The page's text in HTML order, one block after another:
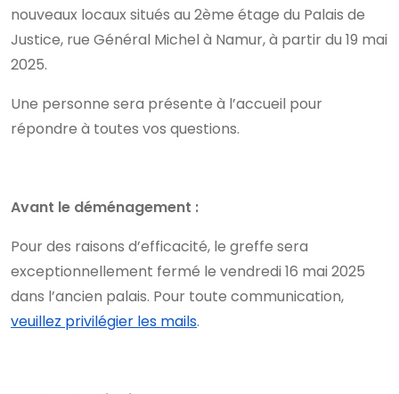
nouveaux locaux situés au 2ème étage du Palais de
Justice, rue Général Michel à Namur, à partir du 19 mai
2025.
Une personne sera présente à l’accueil pour
répondre à toutes vos questions.
Avant le déménagement :
Pour des raisons d’efficacité, le greffe sera
exceptionnellement fermé le vendredi 16 mai 2025
dans l’ancien palais. Pour toute communication,
veuillez privilégier les mails.